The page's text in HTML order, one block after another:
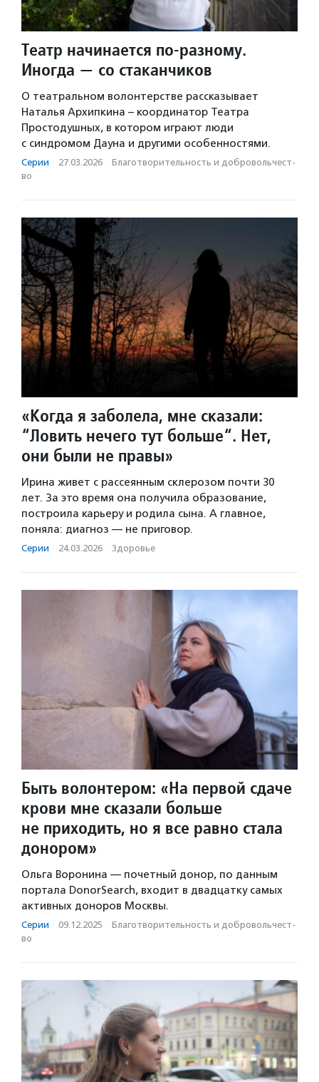
Театр начинается по-разному.
Иногда — со стаканчиков
О театральном волонтерстве рассказывает
Наталья Архипкина – координатор Театра
Простодушных, в котором играют люди
с синдромом Дауна и другими особенностями.
Серии · 27.03.2026 · Благотвори­тель­ность и доброволь­чест­
во
«Когда я заболела, мне сказали:
“Ловить нечего тут больше“. Нет,
они были не правы»
Ирина живет с рассеянным склерозом почти 30
лет. За это время она получила образование,
построила карьеру и родила сына. А главное,
поняла: диагноз — не приговор.
Серии · 24.03.2026 · Здоровье
Быть волонтером: «На первой сдаче
крови мне сказали больше
не приходить, но я все равно стала
донором»
Ольга Воронина — почетный донор, по данным
портала DonorSearch, входит в двадцатку самых
активных доноров Москвы.
Серии · 09.12.2025 · Благотвори­тель­ность и доброволь­чест­
во